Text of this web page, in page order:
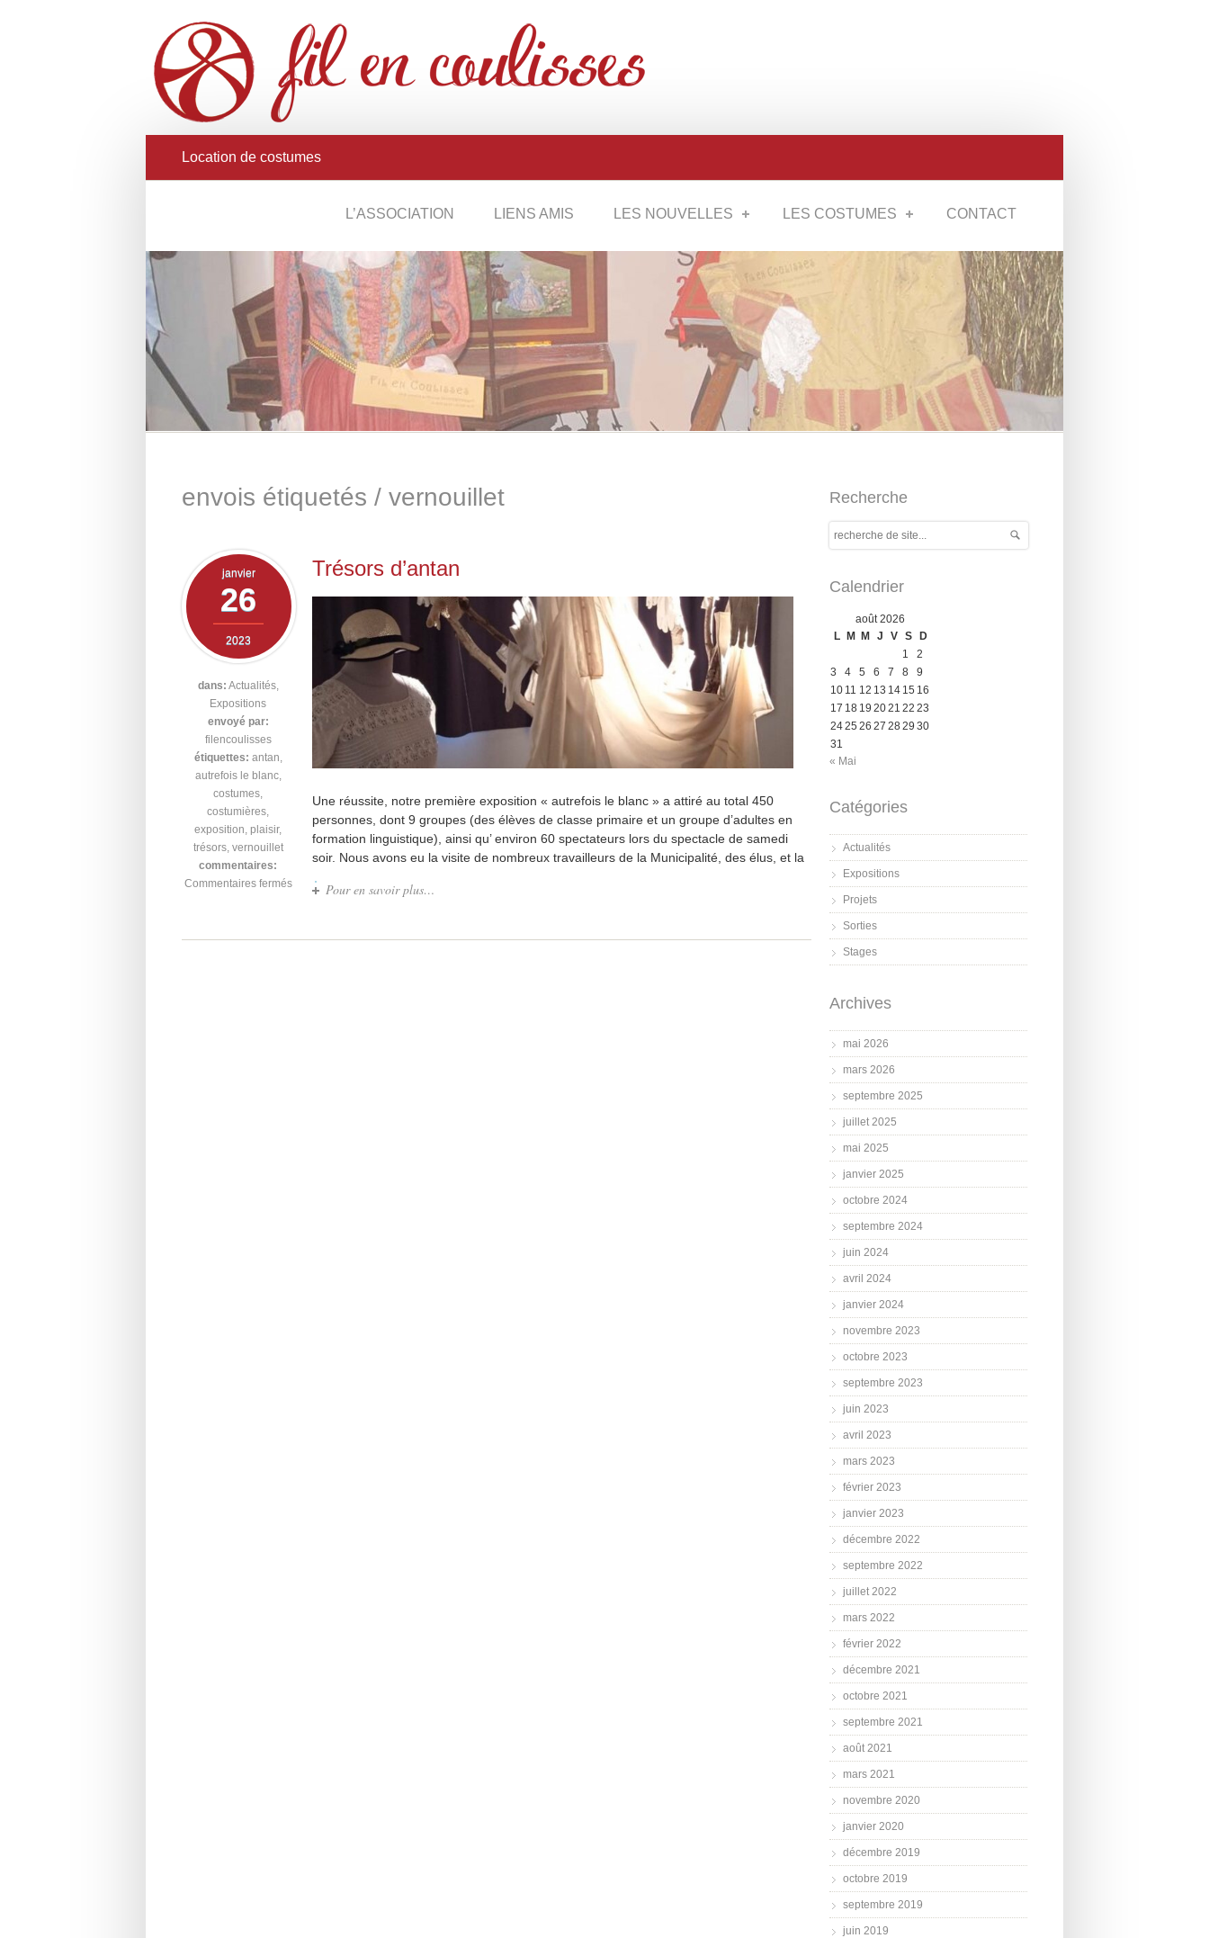
Location de costumes
L’ASSOCIATION LIENS AMIS LES NOUVELLES LES COSTUMES CONTACT
envois étiquetés / vernouillet
janvier
26
2023
dans: Actualités,
Expositions
envoyé par:
filencoulisses
étiquettes: antan,
autrefois le blanc,
costumes,
costumières,
exposition, plaisir,
trésors, vernouillet
commentaires:
Commentaires fermés
Trésors d’antan
Une réussite, notre première exposition « autrefois le blanc » a attiré au total 450
personnes, dont 9 groupes (des élèves de classe primaire et un groupe d’adultes en
formation linguistique), ainsi qu’ environ 60 spectateurs lors du spectacle de samedi
soir. Nous avons eu la visite de nombreux travailleurs de la Municipalité, des élus, et la
Pour en savoir plus…
Recherche
Calendrier
août 2026
L M M J V S D
1
2
3
4 5 6 7 8
9
10 11 12 13 14 15 16
17 18 19 2021 22 23
2425 26 27 2829 30
31
« Mai
Catégories
Actualités
Expositions
Projets
Sorties
Stages
Archives
mai 2026
mars 2026
septembre 2025
juillet 2025
mai 2025
janvier 2025
octobre 2024
septembre 2024
juin 2024
avril 2024
janvier 2024
novembre 2023
octobre 2023
septembre 2023
juin 2023
avril 2023
mars 2023
février 2023
janvier 2023
décembre 2022
septembre 2022
juillet 2022
mars 2022
février 2022
décembre 2021
octobre 2021
septembre 2021
août 2021
mars 2021
novembre 2020
janvier 2020
décembre 2019
octobre 2019
septembre 2019
juin 2019